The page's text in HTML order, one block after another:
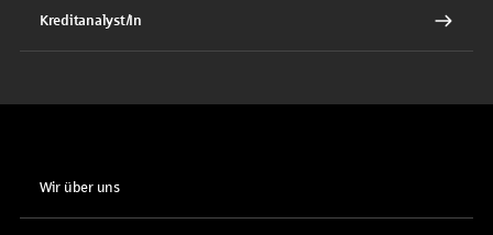
Kreditanalyst/In
Wir über uns